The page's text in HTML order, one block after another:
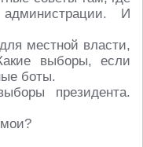
И
местной власти,
выборы, если
боты.
президента.